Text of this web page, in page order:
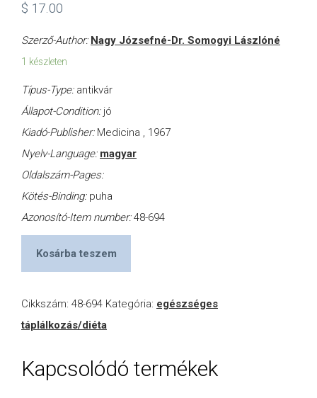
$ 17.00
Szerző-Author: Nagy Józsefné-Dr. Somogyi Lászlóné
1 készleten
Típus-Type: antikvár
Állapot-Condition: jó
Kiadó-Publisher: Medicina , 1967
Nyelv-Language: magyar
Oldalszám-Pages:
Kötés-Binding: puha
Azonosító-Item number:48-694
Kosárba teszem
Cikkszám: 48-694 Kategória: egészséges
táplálkozás/diéta
Kapcsolódó termékek